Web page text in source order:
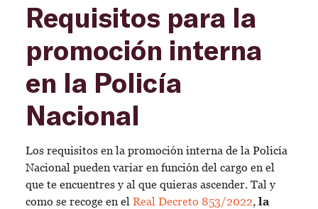
Requisitos para la
promoción interna
en la Policía
Nacional
Los requisitos en la promoción interna de la Policía
Nacional pueden variar en función del cargo en el
que te encuentres y al que quieras ascender. Tal y
como se recoge en el Real Decreto 853/2022, la